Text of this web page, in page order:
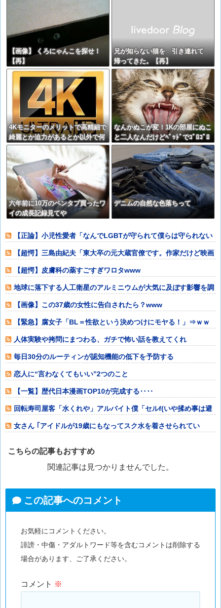
【画像】 くろにゃんこを探せ！
【再】
兄が知らない猫を 引き連れて
帰ってきた。【再】
4Kモニターのメリットで高精細で
綺麗とか迫力があるとか以外で何
かある？
なんかぬこが変！1Kの部屋にぬこ
と二人なんだけどﾍﾞｯﾄﾞでｺﾞﾛｺﾞﾛ
していて今、電気つけたら ぬこが
テーブルの下からﾋﾞｸﾋﾞｸして出て
きた。【再】
六年前に10万のペンタブ買ったワ
イの成長記録見てや
デニムの自然な色落ちって
【正論】小児性愛者「なんでLGBTが守られて僕らは守られない
んだああああ
【超愕】三島由紀夫「東大卒の元大蔵官僚です。作家だけど映画
出たり写真集出
【超愕】皮膚科の薬すごすぎワロタwww
地球に落下する人工衛星のアルミニウムが大気に及ぼす影響を調
査
【画像】この37歳の女性に告白されたら？www
【緊急】腐女子「BL＝性欲という決めつけにモヤる！」⇒ｗｗ
人体実験や拷問にまつわる、ガチで怖い話を教えてくれ
毎日30分のルーティンが認知機能の低下を予防する
恋人に“言わなくてもいい”2つのこと
【一覧】歴代日本漫画TOP10が完成する‥‥
回転寿司屋客「水くれや」アルバイト僕「セルf(いや揉め事は避
けよう)」
女さん ｢アイドルが19歳にもなってスク水を着させられてい
こちらの記事もおすすめ
関連記事は見つかりませんでした。
この記事へのコメント
お気軽にコメントください。
誹謗・中傷・アダルトワード等を含むコメントは削除する
場合があります、ご了承ください。
コメント ※